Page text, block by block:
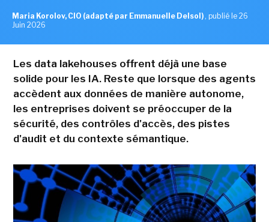
Maria Korolov, CIO (adapté par Emmanuelle Delsol) , publié le 26
Juin 2026
Les data lakehouses offrent déjà une base
solide pour les IA. Reste que lorsque des agents
accèdent aux données de manière autonome,
les entreprises doivent se préoccuper de la
sécurité, des contrôles d'accès, des pistes
d'audit et du contexte sémantique.